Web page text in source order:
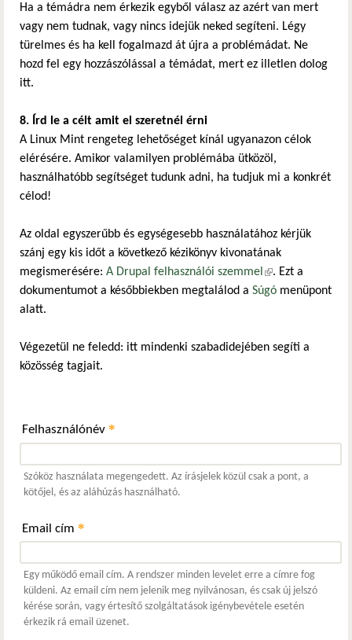
Ha a témádra nem érkezik egyből válasz az azért van mert
vagy nem tudnak, vagy nincs idejük neked segíteni. Légy
türelmes és ha kell fogalmazd át újra a problémádat. Ne
hozd fel egy hozzászólással a témádat, mert ez illetlen dolog
itt.
8. Írd le a célt amit el szeretnél érni
A Linux Mint rengeteg lehetőséget kínál ugyanazon célok
elérésére. Amikor valamilyen problémába ütközöl,
használhatóbb segítséget tudunk adni, ha tudjuk mi a konkrét
célod!
Az oldal egyszerűbb és egységesebb használatához kérjük
szánj egy kis időt a következő kézikönyv kivonatának
megismerésére: A Drupal felhasználói szemmel (külső hivatkozás)
. Ezt a
dokumentumot a későbbiekben megtalálod a Súgó menüpont
alatt.
Végezetül ne feledd: itt mindenki szabadidejében segíti a
közösség tagjait.
Felhasználónév *
Szóköz használata megengedett. Az írásjelek közül csak a pont, a
kötőjel, és az aláhúzás használható.
Email cím *
Egy működő email cím. A rendszer minden levelet erre a címre fog
küldeni. Az email cím nem jelenik meg nyilvánosan, és csak új jelszó
kérése során, vagy értesítő szolgáltatások igénybevétele esetén
érkezik rá email üzenet.